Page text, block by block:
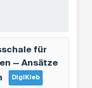
für
— Ansätze
DigiKleb